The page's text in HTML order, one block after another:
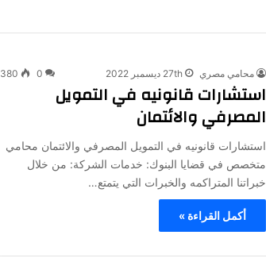
محامي مصري 27th ديسمبر 2022 0
380
استشارات قانونيه في التمويل
المصرفي والائتمان
استشارات قانونيه في التمويل المصرفي والائتمان محامي
متخصص في قضايا البنوك: خدمات الشركة: من خلال
خبراتنا المتراكمه والخبرات التي يتمتع…
أكمل القراءة »